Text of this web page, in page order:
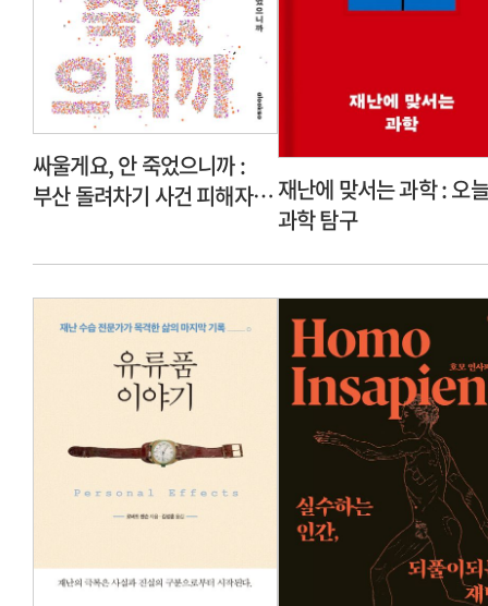
싸울게요, 안 죽었으니까 :
부산 돌려차기 사건 피해자,
했다
재난에 맞서는 과학 : 오
과학 탐구